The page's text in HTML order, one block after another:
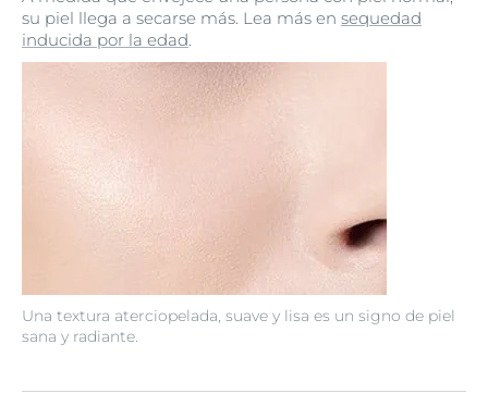
Una textura aterciopelada, suave y lisa es un signo de piel
sana y radiante.
su piel llega a secarse más. Lea más en sequedad
inducida por la edad.